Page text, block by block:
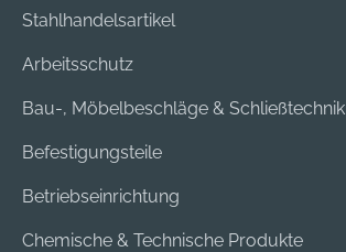
Stahlhandelsartikel
Arbeitsschutz
Bau-, Möbelbeschläge & Schließtechnik
Befestigungsteile
Betriebseinrichtung
Chemische & Technische Produkte